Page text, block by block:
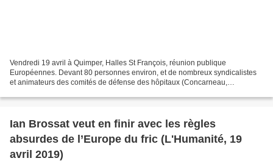
Vendredi 19 avril à Quimper, Halles St François, réunion publique
Européennes. Devant 80 personnes environ, et de nombreux syndicalistes
et animateurs des comités de défense des hôpitaux (Concarneau,
Ian Brossat veut en finir avec les règles
absurdes de l’Europe du fric (L'Humanité, 19
avril 2019)